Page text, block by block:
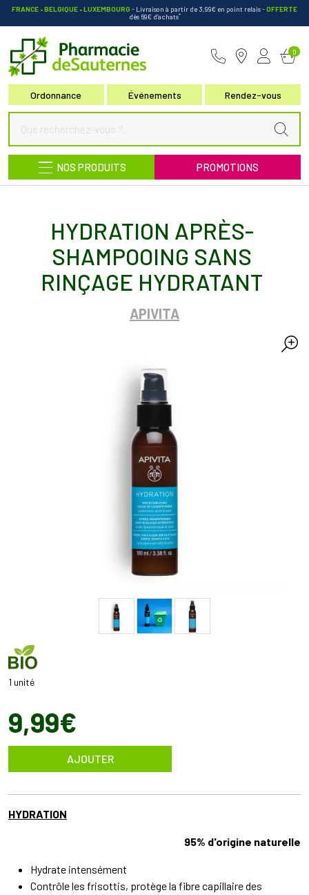
FRANCE • BELGIQUE • LUXEMBOURG - Livraison à partir de 3,99€ en point relais-OFFERTE
dès 69€ d’achats*
Ordonnance Événements Rendez-vous
0
NOS PRODUITS PROMOTIONS
HYDRATION APRÈS-
SHAMPOOING SANS
RINÇAGE HYDRATANT
APIVITA
1 unité
9,99€
AJOUTER
HYDRATION
95% d'origine naturelle
Hydrate intensément
Contrôle les frisottis, protège la fibre capillaire des